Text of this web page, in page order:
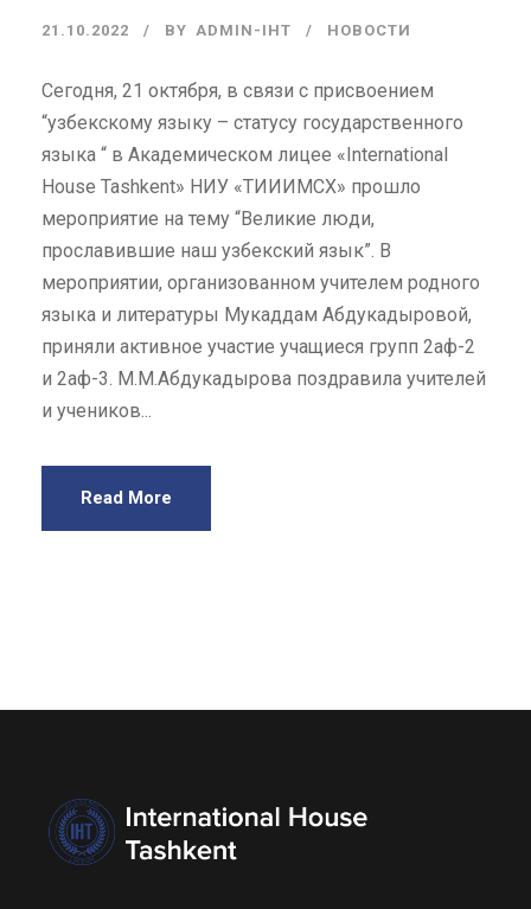
21.10.2022 BY ADMIN-IHT НОВОСТИ
Сегодня, 21 октября, в связи с присвоением
“узбекскому языку – статусу государственного
языка “ в Академическом лицее «International
House Tashkent» НИУ «ТИИИМСХ» прошло
мероприятие на тему “Великие люди,
прославившие наш узбекский язык”. В
мероприятии, организованном учителем родного
языка и литературы Мукаддам Абдукадыровой,
приняли активное участие учащиеся групп 2аф-2
и 2аф-3. M.M.Абдукадырова поздравила учителей
и учеников...
Read More